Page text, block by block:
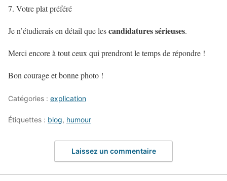
Votre plat préféré
Je n’étudierais en détail que lescandidatures sérieuses.
Merci encore à tout ceux qui prendront le temps de répondre !
Bon courage et bonne photo !
Catégories : explication
Étiquettes : blog, humour
Laissez un commentaire